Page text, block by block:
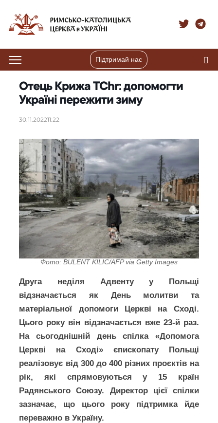
Підтримай нас
Отець Крижа TChr: допомогти
Україні пережити зиму
30.11.202211:22
Фото: BULENT KILIC/AFP via Getty Images
Друга неділя Адвенту у Польщі
відзначається як День молитви та
матеріальної допомоги Церкві на Сході.
Цього року він відзначається вже 23-й раз.
На сьогоднішній день спілка «Допомога
Церкві на Сході» єпископату Польщі
реалізовує від 300 до 400 різних проєктів на
рік, які спрямовуються у 15 країн
Радянського Союзу. Директор цієї спілки
зазначає, що цього року підтримка йде
переважно в Україну.